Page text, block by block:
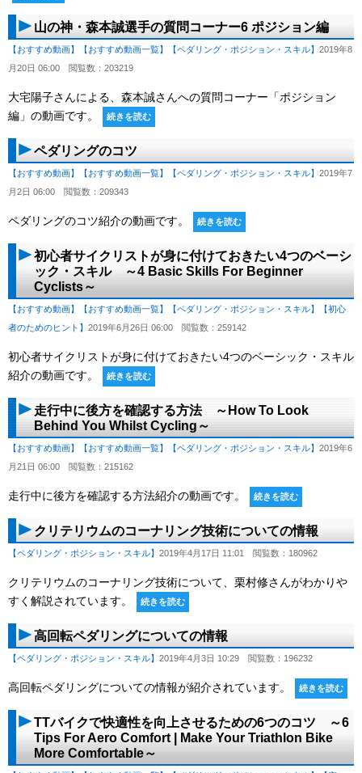
山の神・森本誠選手の質問コーナー6 ポジション編
【おすすめ動画】 【おすすめ動画一覧】 【ペダリング・ポジション・スキル】 2019年8
月20日 06:00 閲覧数：203219
大宅陽子さんによる、森本誠さんへの質問コーナー「ポジション
編」の動画です。
続きを読む
ペダリングのコツ
【おすすめ動画】 【おすすめ動画一覧】 【ペダリング・ポジション・スキル】 2019年7
月2日 06:00 閲覧数：209343
ペダリングのコツ紹介の動画です。 続きを読む
初心者サイクリストが身に付けておきたい4つのベーシ
ック・スキル ～4 Basic Skills For Beginner
Cyclists～
【おすすめ動画】 【おすすめ動画一覧】 【ペダリング・ポジション・スキル】
【初心
者のためのヒント】 2019年6月26日 06:00 閲覧数：259142
初心者サイクリストが身に付けておきたい4つのベーシック・スキル
紹介の動画です。
続きを読む
走行中に後方を確認する方法 ～How To Look
Behind You Whilst Cycling～
【おすすめ動画】 【おすすめ動画一覧】 【ペダリング・ポジション・スキル】 2019年6
月21日 06:00 閲覧数：215162
走行中に後方を確認する方法紹介の動画です。 続きを読む
クリテリウムのコーナリング技術についての情報
【ペダリング・ポジション・スキル】 2019年4月17日 11:01 閲覧数：180962
クリテリウムのコーナリング技術について、栗村修さんがわかりや
すく解説されています。
続きを読む
高回転ペダリングについての情報
【ペダリング・ポジション・スキル】 2019年4月3日 10:29 閲覧数：196232
高回転ペダリングについての情報が紹介されています。 続きを読む
TTバイクで快適性を向上させるための6つのコツ ～6
Tips For Aero Comfort | Make Your Triathlon Bike
More Comfortable～